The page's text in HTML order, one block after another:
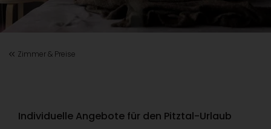
Zimmer & Preise
Individuelle Angebote für den Pitztal-Urlaub